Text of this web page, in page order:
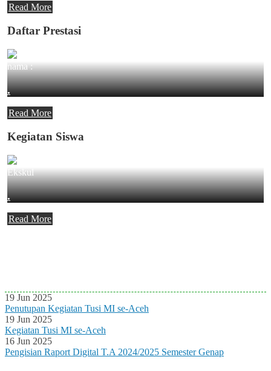
Read More
Daftar Prestasi
nama :
.
Read More
Kegiatan Siswa
Ekskul
.
Read More
19 Jun 2025
Penutupan Kegiatan Tusi MI se-Aceh
19 Jun 2025
Kegiatan Tusi MI se-Aceh
16 Jun 2025
Pengisian Raport Digital T.A 2024/2025 Semester Genap